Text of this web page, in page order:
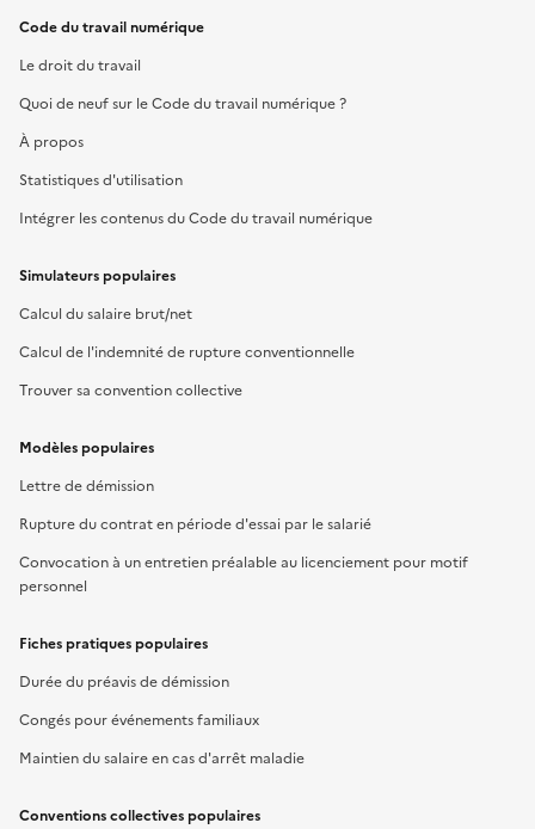
Code du travail numérique
Le droit du travail
Quoi de neuf sur le Code du travail numérique ?
À propos
Statistiques d'utilisation
Intégrer les contenus du Code du travail numérique
Simulateurs populaires
Calcul du salaire brut/net
Calcul de l'indemnité de rupture conventionnelle
Trouver sa convention collective
Modèles populaires
Lettre de démission
Rupture du contrat en période d'essai par le salarié
Convocation à un entretien préalable au licenciement pour motif
personnel
Fiches pratiques populaires
Durée du préavis de démission
Congés pour événements familiaux
Maintien du salaire en cas d'arrêt maladie
Conventions collectives populaires